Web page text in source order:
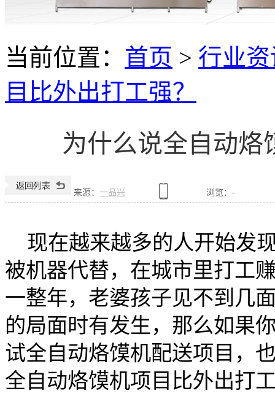
当前位置： 首页 > 行业
目比外出打工强？
为什么说全自动烙
来源： 一品兴 浏览： -
现在越来越多的人开始发
被机器代替，在城市里打工
一整年，老婆孩子见不到几
的局面时有发生，那么如果
试全自动烙馍机配送项目，
全自动烙馍机项目比外出打